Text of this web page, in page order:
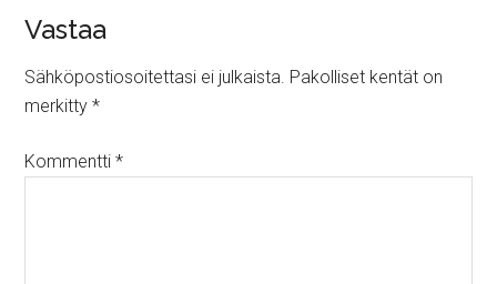
Vastaa
Sähköpostiosoitettasi ei julkaista. Pakolliset kentät on
merkitty*
Kommentti*